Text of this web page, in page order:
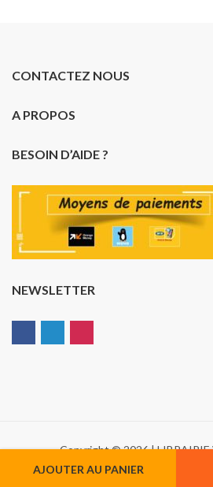
AJOUTER AU PANIER
CONTACTEZ NOUS
A PROPOS
BESOIN D’AIDE ?
NEWSLETTER
Copyright © 2026 |